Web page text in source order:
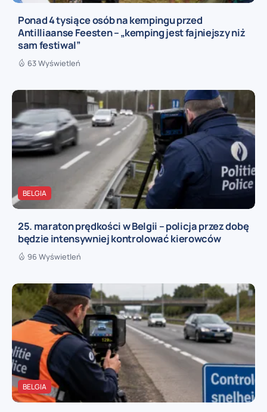
Ponad 4 tysiące osób na kempingu przed
Antilliaanse Feesten – „kemping jest fajniejszy niż
sam festiwal”
63 Wyświetleń
BELGIA
25. maraton prędkości w Belgii – policja przez dobę
będzie intensywniej kontrolować kierowców
96 Wyświetleń
BELGIA